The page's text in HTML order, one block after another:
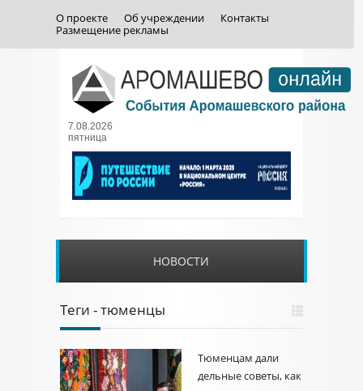
О проекте Об учреждении
Контакты
Размещение рекламы
7.08.2026
пятница
НОВОСТИ
Теги - тюменцы
Тюменцам дали
дельные советы, как